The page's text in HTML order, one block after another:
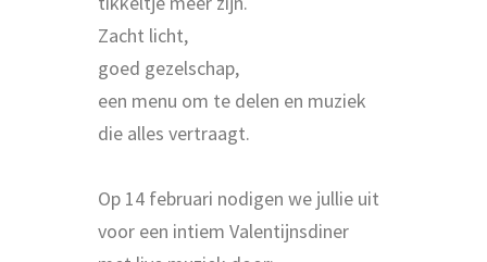
Zacht licht,
goed gezelschap,
een menu om te delen en muziek
die alles vertraagt.
Op 14 februari nodigen we jullie uit
voor een intiem Valentijnsdiner